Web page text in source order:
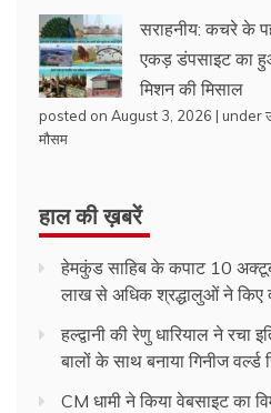
सराहनीय: कचरे के
एकड़ डंपसाइट का
मिशन की मिसाल
posted on August 3, 2026 | under
मौसम
हाल की ख़बरें
हेमकुंड साहिब के कपाट 10
लाख से अधिक श्रद्धालुओं ने किए
हल्द्वानी की रेणु धारियाल ने
बालों के साथ बनाया गिनीज वर्ल्ड
CM धामी ने किया वेबसाइट का